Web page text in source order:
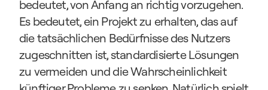
bedeutet, von Anfang an richtig vorzugehen.
Es bedeutet, ein Projekt zu erhalten, das auf
die tatsächlichen Bedürfnisse des Nutzers
zugeschnitten ist, standardisierte Lösungen
zu vermeiden und die Wahrscheinlichkeit